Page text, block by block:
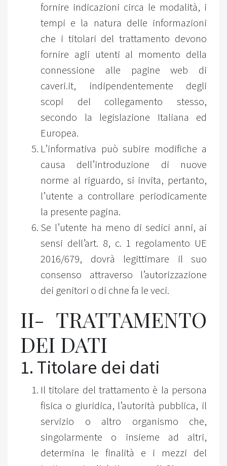
fornire indicazioni circa le modalità, i
tempi e la natura delle informazioni
che i titolari del trattamento devono
fornire agli utenti al momento della
connessione alle pagine web di
caveri.it, indipendentemente degli
scopi del collegamento stesso,
secondo la legislazione Italiana ed
Europea.
L’informativa può subire modifiche a
causa dell’introduzione di nuove
norme al riguardo, si invita, pertanto,
l’utente a controllare periodicamente
la presente pagina.
Se l’utente ha meno di sedici anni, ai
sensi dell’art. 8, c. 1 regolamento UE
2016/679, dovrà legittimare il suo
consenso attraverso l’autorizzazione
dei genitori o di chne fa le veci.
II- TRATTAMENTO
DEI DATI
1. Titolare dei dati
Il titolare del trattamento è la persona
fisica o giuridica, l’autorità pubblica, il
servizio o altro organismo che,
singolarmente o insieme ad altri,
determina le finalità e i mezzi del